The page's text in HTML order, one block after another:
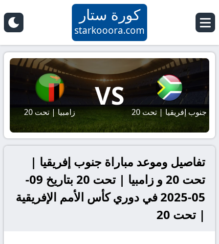
كورة ستار
starkooora.com
جنوب إفريقيا | تحت 20
VS
زامبيا | تحت 20
تفاصيل وموعد مباراة جنوب إفريقيا |
تحت 20 و زامبيا | تحت 20 بتاريخ 09-
05-2025 في دوري كأس الأمم الإفريقية
| تحت 20